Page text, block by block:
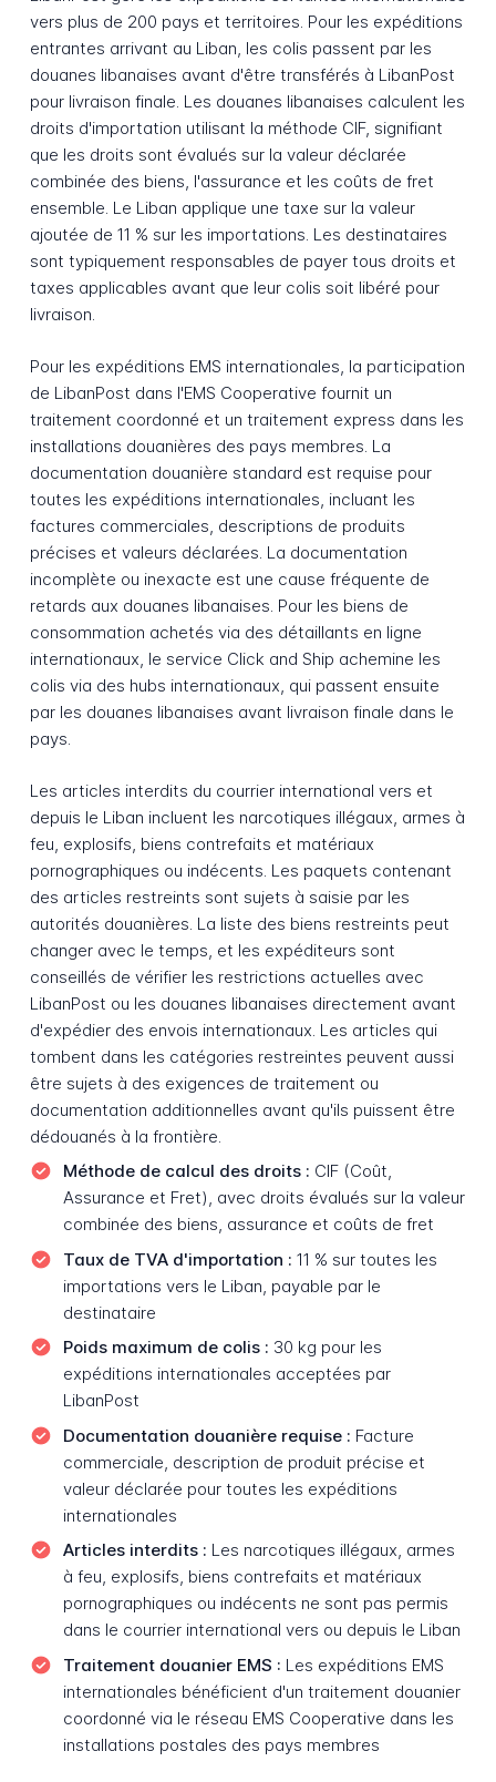
vers plus de 200 pays et territoires. Pour les expéditions
entrantes arrivant au Liban, les colis passent par les
douanes libanaises avant d'être transférés à LibanPost
pour livraison finale. Les douanes libanaises calculent les
droits d'importation utilisant la méthode CIF, signifiant
que les droits sont évalués sur la valeur déclarée
combinée des biens, l'assurance et les coûts de fret
ensemble. Le Liban applique une taxe sur la valeur
ajoutée de 11 % sur les importations. Les destinataires
sont typiquement responsables de payer tous droits et
taxes applicables avant que leur colis soit libéré pour
livraison.
Pour les expéditions EMS internationales, la participation
de LibanPost dans l'EMS Cooperative fournit un
traitement coordonné et un traitement express dans les
installations douanières des pays membres. La
documentation douanière standard est requise pour
toutes les expéditions internationales, incluant les
factures commerciales, descriptions de produits
précises et valeurs déclarées. La documentation
incomplète ou inexacte est une cause fréquente de
retards aux douanes libanaises. Pour les biens de
consommation achetés via des détaillants en ligne
internationaux, le service Click and Ship achemine les
colis via des hubs internationaux, qui passent ensuite
par les douanes libanaises avant livraison finale dans le
pays.
Les articles interdits du courrier international vers et
depuis le Liban incluent les narcotiques illégaux, armes à
feu, explosifs, biens contrefaits et matériaux
pornographiques ou indécents. Les paquets contenant
des articles restreints sont sujets à saisie par les
autorités douanières. La liste des biens restreints peut
changer avec le temps, et les expéditeurs sont
conseillés de vérifier les restrictions actuelles avec
LibanPost ou les douanes libanaises directement avant
d'expédier des envois internationaux. Les articles qui
tombent dans les catégories restreintes peuvent aussi
être sujets à des exigences de traitement ou
documentation additionnelles avant qu'ils puissent être
dédouanés à la frontière.
Méthode de calcul des droits : CIF (Coût,
Assurance et Fret), avec droits évalués sur la valeur
combinée des biens, assurance et coûts de fret
Taux de TVA d'importation : 11 % sur toutes les
importations vers le Liban, payable par le
destinataire
Poids maximum de colis : 30 kg pour les
expéditions internationales acceptées par
LibanPost
Documentation douanière requise : Facture
commerciale, description de produit précise et
valeur déclarée pour toutes les expéditions
internationales
Articles interdits : Les narcotiques illégaux, armes
à feu, explosifs, biens contrefaits et matériaux
pornographiques ou indécents ne sont pas permis
dans le courrier international vers ou depuis le Liban
Traitement douanier EMS : Les expéditions EMS
internationales bénéficient d'un traitement douanier
coordonné via le réseau EMS Cooperative dans les
installations postales des pays membres